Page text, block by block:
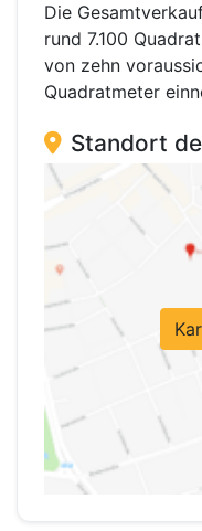
Die
rund 7.100
von zehn
Quadratmeter
Standort